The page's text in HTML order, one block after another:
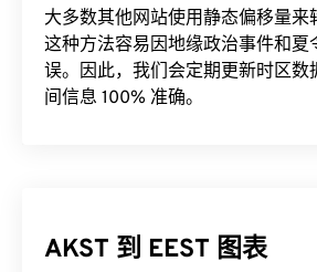
大多数其他网站使用静态偏移量来
这种方法容易因地缘政治事件和夏
误。因此，我们会定期更新时区数
间信息 100% 准确。
AKST 到 EEST 图表